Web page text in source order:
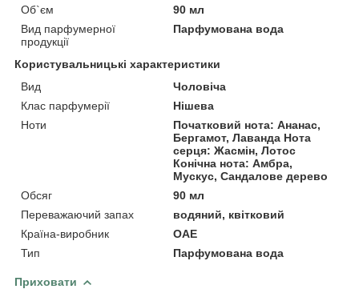
Об`єм
90 мл
Вид парфумерної
продукції
Парфумована вода
Користувальницькі характеристики
Вид
Чоловіча
Клас парфумерії
Нішева
Ноти
Початковий нота: Ананас,
Бергамот, Лаванда Нота
серця: Жасмін, Лотос
Конічна нота: Амбра,
Мускус, Сандалове дерево
Обсяг
90 мл
Переважаючий запах
водяний, квітковий
Країна-виробник
ОАЕ
Тип
Парфумована вода
Приховати